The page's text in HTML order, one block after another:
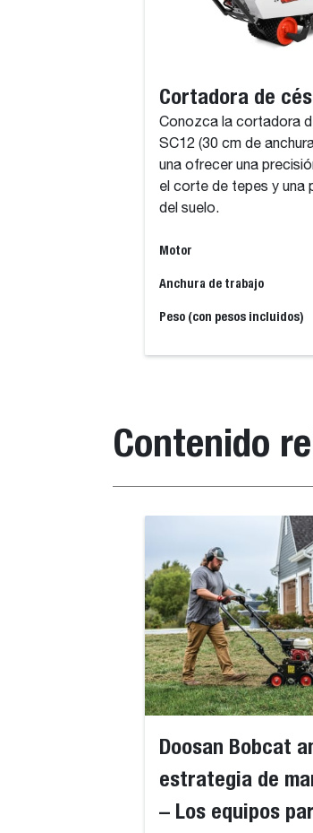
Cortadora de
Conozca la cortadora
SC12 (30 cm de
una ofrecer una
el corte de tepes y una
del suelo.
Motor
Anchura de trabajo
Peso (con pesos incluidos)
Contenido
Doosan Bobcat
estrategia de
– Los equipos